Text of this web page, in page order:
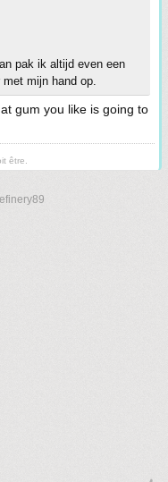
pak ik altijd even een
mijn hand op.
gum you like is going to
être.